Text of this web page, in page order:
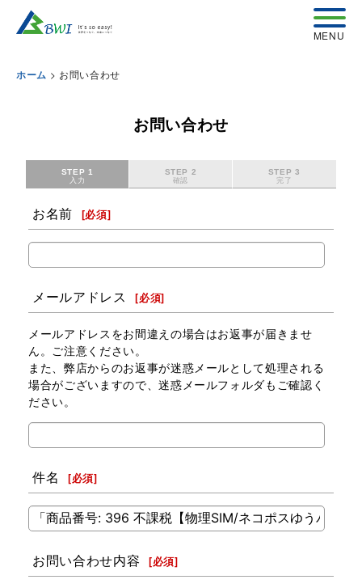
ホーム > お問い合わせ
お問い合わせ
STEP 1
入力
STEP 2
確認
STEP 3
完了
お名前 [必須]
メールアドレス [必須]
メールアドレスをお間違えの場合はお返事が届きませ
ん。ご注意ください。
また、弊店からのお返事が迷惑メールとして処理される
場合がございますので、迷惑メールフォルダもご確認く
ださい。
件名 [必須]
お問い合わせ内容 [必須]